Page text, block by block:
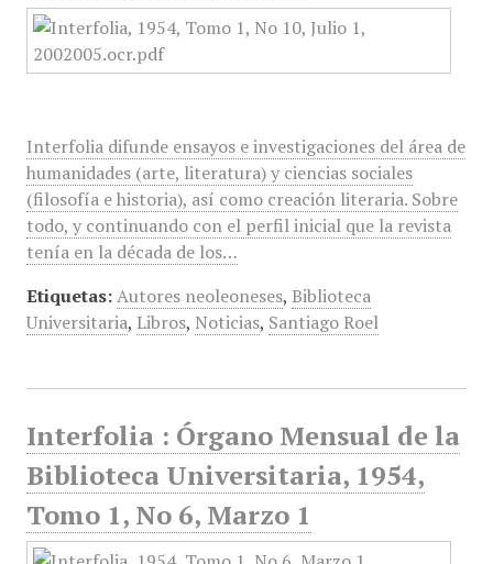
Interfolia difunde ensayos e investigaciones del área de
humanidades (arte, literatura) y ciencias sociales
(filosofía e historia), así como creación literaria. Sobre
todo, y continuando con el perfil inicial que la revista
tenía en la década de los…
Etiquetas: Autores neoleoneses, Biblioteca
Universitaria, Libros, Noticias, Santiago Roel
Interfolia : Órgano Mensual de la
Biblioteca Universitaria, 1954,
Tomo 1, No 6, Marzo 1